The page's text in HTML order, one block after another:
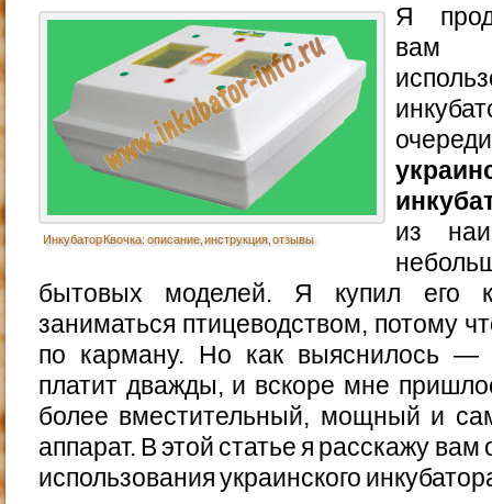
Инкубатор Квочка: описание, инструкция, отзывы
Я
вам
из
бытовых моделей. Я купил его
заниматься птицеводством, потому
по карману. Но как выяснилось —
платит дважды, и вскоре мне
более вместительный, мощный и
аппарат. В этой статье я расскажу
использования украинского